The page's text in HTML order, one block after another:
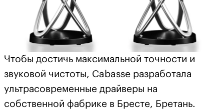
Чтобы достичь максимальной точности и
звуковой чистоты, Cabasse разработала
ультрасовременные драйверы на
собственной фабрике в Бресте, Бретань.